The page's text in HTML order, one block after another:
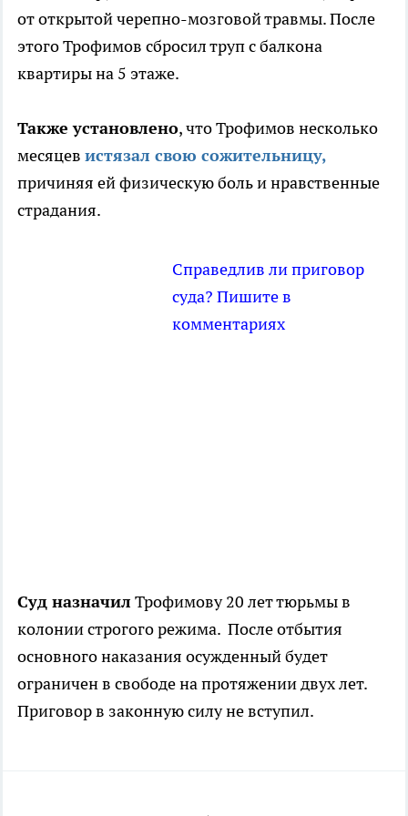
от открытой черепно-мозговой травмы. После
этого Трофимов сбросил труп с балкона
квартиры на 5 этаже.
Также установлено, что Трофимов несколько
месяцев истязал свою сожительницу,
причиняя ей физическую боль и нравственные
страдания.
Справедлив ли приговор
суда? Пишите в
комментариях
Суд назначил Трофимову 20 лет тюрьмы в
колонии строгого режима. После отбытия
основного наказания осужденный будет
ограничен в свободе на протяжении двух лет.
Приговор в законную силу не вступил.